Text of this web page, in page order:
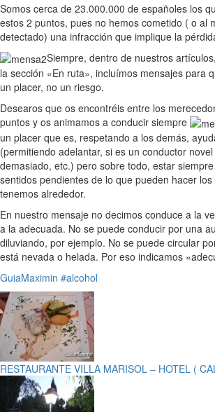
Somos cerca de 23.000.000 de españoles los
estos 2 puntos, pues no hemos cometido ( o al
detectado) una infracción que implique la
Siempre, dentro de nuestros
la sección «En ruta», incluímos mensajes para
un placer, no un riesgo.
Desearos que os encontréis entre los
puntos y os animamos a conducir siempre
un placer que es, respetando a los demás,
(permitiendo adelantar, si es un conductor
demasiado, etc.) pero sobre todo, estar
sentidos pendientes de lo que pueden hacer
tenemos alrededor.
En nuestro mensaje no decimos conduce a la
a la adecuada. No se puede conducir por una
diluviando, por ejemplo. No se puede circular
está nevada o helada. Por eso indicamos
GuiaMaximin #alcohol
RESTAURANTE VILLA MARISOL – HOTEL (